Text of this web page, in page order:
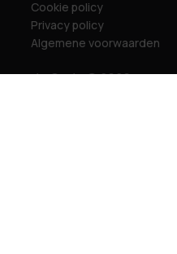
Cookie policy
Privacy policy
Algemene voorwaarden
de Code © 2026